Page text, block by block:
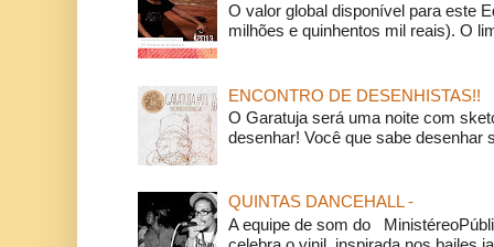
O valor global disponível para este
milhões e quinhentos mil reais). O
ENCONTRO DE DESENHISTAS!!
O Garatuja será uma noite com
desenhar! Você que sabe desenhar
QUINTAS DANCEHALL -
A equipe de som do